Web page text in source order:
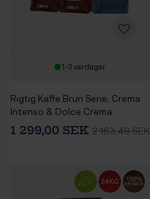
1-3 vardagar
Rigtig Kaffe Brun Serie, Crema
Intenso & Dolce Crema
Mixpaket 3,6 kg Hela
kaffebönor
1 299,00 SEK 2 163,49 SEK